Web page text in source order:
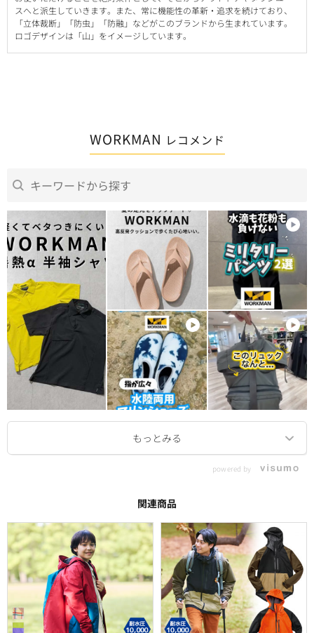
スへと派生していきます。また、常に機能性の革新・追求を続けており、
「立体裁断」「防虫」「防融」などがこのブランドから生まれています。
ロゴデザインは「山」をイメージしています。
WORKMAN レコメンド
powered by
関連商品